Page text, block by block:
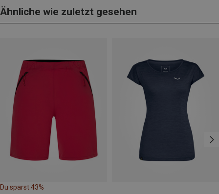
Ähnliche wie zuletzt gesehen
Du sparst 43%